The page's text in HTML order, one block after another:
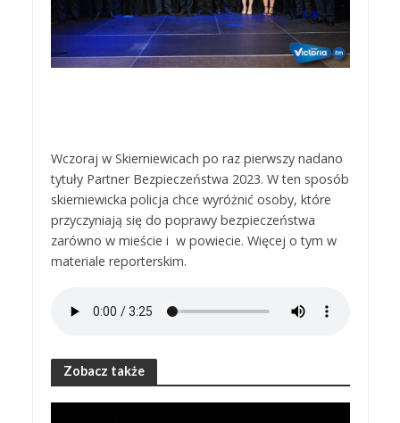
Wczoraj w Skierniewicach po raz pierwszy nadano
tytuły Partner Bezpieczeństwa 2023. W ten sposób
skierniewicka policja chce wyróżnić osoby, które
przyczyniają się do poprawy bezpieczeństwa
zarówno w mieście i w powiecie. Więcej o tym w
materiale reporterskim.
Zobacz także